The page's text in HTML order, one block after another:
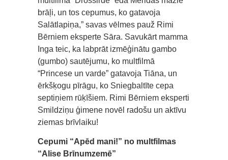
brāļi, un tos cepumus, ko gatavoja
Salātlapiņa,” savas vēlmes pauž Rimi
Bērniem eksperte Sāra. Savukārt mamma
Inga teic, ka labprāt izmēģinātu gambo
(gumbo) sautējumu, ko multfilmā
“Princese un varde” gatavoja Tiāna, un
ērkšķogu pīrāgu, ko Sniegbaltīte cepa
septiņiem rūķīšiem. Rimi Bērniem eksperti
Smildziņu ģimene novēl radošu un aktīvu
ziemas brīvlaiku!
Cepumi “Apēd mani!” no multfilmas
“Alise Brīnumzemē”